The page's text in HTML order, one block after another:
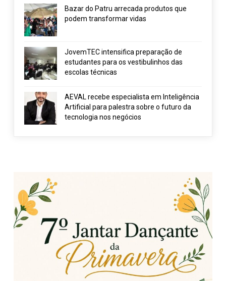
Bazar do Patru arrecada produtos que
podem transformar vidas
JovemTEC intensifica preparação de
estudantes para os vestibulinhos das
escolas técnicas
AEVAL recebe especialista em Inteligência
Artificial para palestra sobre o futuro da
tecnologia nos negócios